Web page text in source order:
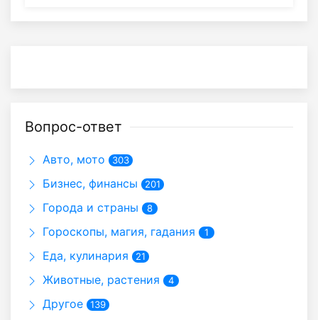
Вопрос-ответ
Авто, мото 303
Бизнес, финансы 201
Города и страны 8
Гороскопы, магия, гадания 1
Еда, кулинария 21
Животные, растения 4
Другое 139